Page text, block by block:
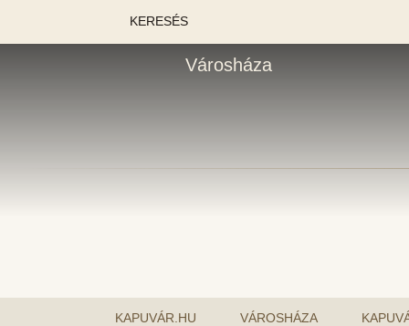
KERESÉS
Városháza
KAPUVÁR.HU VÁROSHÁZA